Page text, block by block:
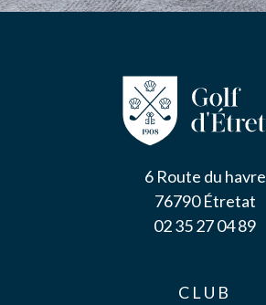
6 Route du havre
76790 Étretat
02 35 27 04 89
CLUB